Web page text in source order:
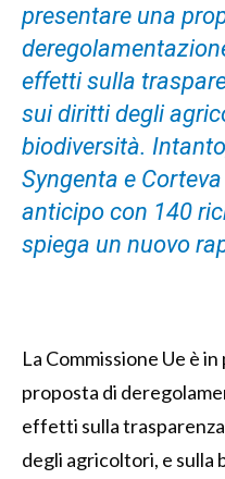
presentare una
effetti sulla
sui diritti degli
biodiversità.
Syngenta e
anticipo con 140
spiega un nuovo
La Commissione Ue è
proposta di
effetti sulla
degli agricoltori, e sulla